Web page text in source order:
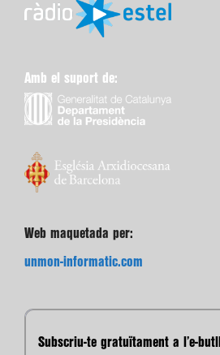
Amb el suport de:
Web maquetada per:
unmon-informatic.com
Subscriu-te gratuïtament a l’e-